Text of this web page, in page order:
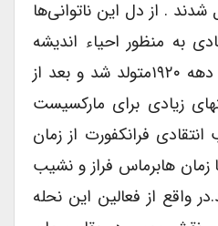
. از دل این ناتوانی‌ها
به منظور احیاء اندیشه
های مارکسیستی در آغاز دهه ۱۹۲۰متولد شد و بعد از
زیادی برای مارکسیست
فرانکفورت از زمان
آن یعنی ۱۹۲۰ تا زمان هابرماس فراز و نشیب
واقع از فعالین این نحله